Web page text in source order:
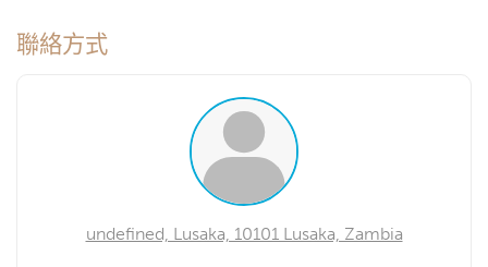
聯絡方式
undefined, Lusaka, 10101 Lusaka, Zambia